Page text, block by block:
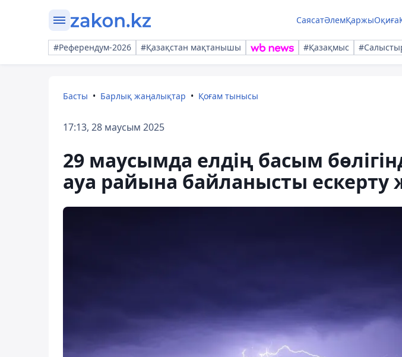
СаясатӘлемҚаржыОқиға
#Референдум-2026 #Қазақстан мақтанышы #Қазақмыс
Басты Барлық жаңалықтар Қоғам тынысы
17:13, 28 маусым 2025
29 маусымда елдің басым
ауа райына байланысты ескерту